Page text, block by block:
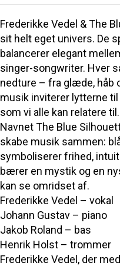
Frederikke Vedel & The
sit helt eget univers. De
balancerer elegant
singer-songwriter. Hver
nedture – fra glæde, håb
musik inviterer lytterne
som vi alle kan relatere til.
Navnet The Blue
skabe musik sammen:
symboliserer frihed,
bærer en mystik og en
kan se omridset af.
Frederikke Vedel – vokal
Johann Gustav – piano
Jakob Roland – bas
Henrik Holst – trommer
Frederikke Vedel, der